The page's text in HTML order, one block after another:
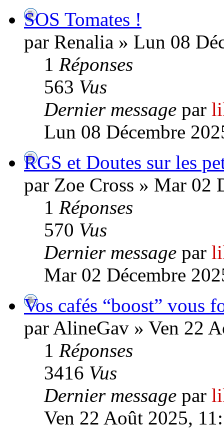
SOS Tomates !
par Renalia » Lun 08
1 Réponses
563 Vus
Dernier message par
Lun 08 Décembre
RGS et Doutes sur les
par Zoe Cross » Mar 02
1 Réponses
570 Vus
Dernier message par
Mar 02 Décembre
Vos cafés “boost” vous
par AlineGav » Ven 22
1 Réponses
3416 Vus
Dernier message par
Ven 22 Août 2025,